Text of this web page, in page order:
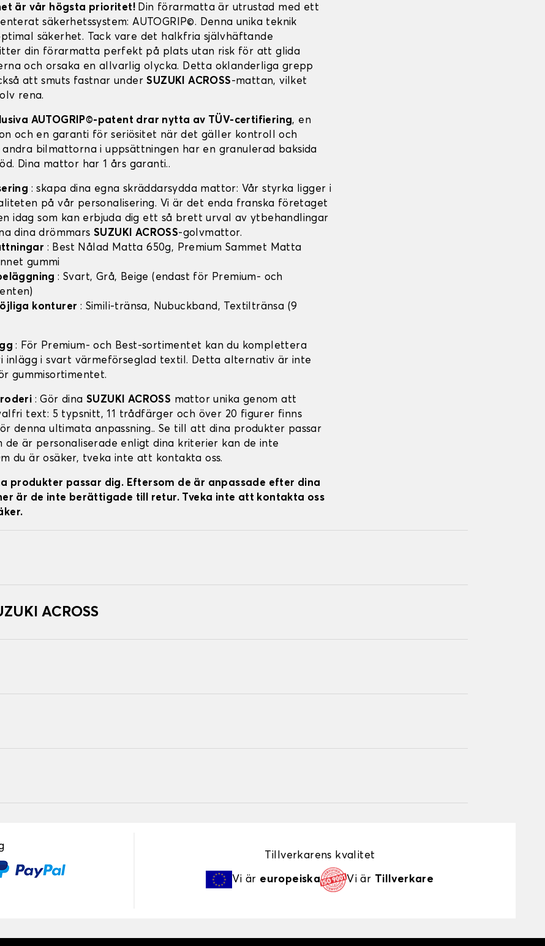
är vår högsta prioritet! Din förarmatta är utrustad med ett
säkerhetssystem: AUTOGRIP©. Denna unika teknik
säkerhet. Tack vare det halkfria självhäftande
din förarmatta perfekt på plats utan risk för att glida
och orsaka en allvarlig olycka. Detta oklanderliga grepp
att smuts fastnar underSUZUKI ACROSS-mattan, vilket
rena.
AUTOGRIP©-patent drar nytta av TÜV-certifiering, en
och en garanti för seriösitet när det gäller kontroll och
andra bilmattorna i uppsättningen har en granulerad baksida
Dina mattor har 1 års garanti..
: skapa dina egna skräddarsydda mattor: Vår styrka ligger i
på vår personalisering. Vi är det enda franska företaget
idag som kan erbjuda dig ett så brett urval av ytbehandlingar
dina drömmars SUZUKI ACROSS-golvmattor.
: Best Nålad Matta 650g, Premium Sammet Matta
gummi
: Svart, Grå, Beige (endast för Premium- och
konturer : Simili-tränsa, Nubuckband, Textiltränsa (9
: För Premium- och Best-sortimentet kan du komplettera
inlägg i svart värmeförseglad textil. Detta alternativ är inte
gummisortimentet.
: Gör dinaSUZUKI ACROSS mattor unika genom att
text: 5 typsnitt, 11 trådfärger och över 20 figurer finns
denna ultimata anpassning.. Se till att dina produkter passar
de är personaliserade enligt dina kriterier kan de inte
du är osäker, tveka inte att kontakta oss.
produkter passar dig. Eftersom de är anpassade efter dina
är de inte berättigade till retur. Tveka inte att kontakta oss
ACROSS
Tillverkarens kvalitet
Vi är europeiska Vi är Tillverkare